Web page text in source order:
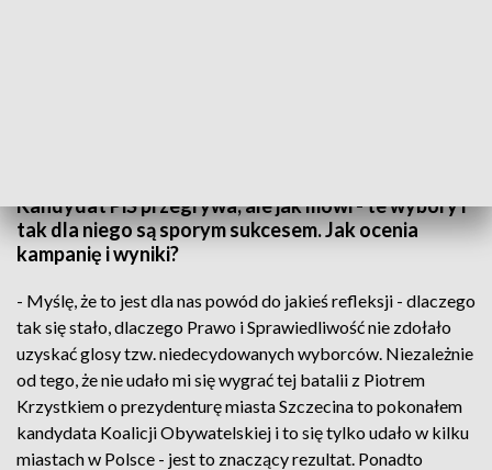
Kandydat PiS przegrywa, ale jak mówi - te wybory i
tak dla niego są sporym sukcesem. Jak ocenia
kampanię i wyniki?
- Myślę, że to jest dla nas powód do jakieś refleksji - dlaczego
tak się stało, dlaczego Prawo i Sprawiedliwość nie zdołało
uzyskać glosy tzw. niedecydowanych wyborców. Niezależnie
od tego, że nie udało mi się wygrać tej batalii z Piotrem
Krzystkiem o prezydenturę miasta Szczecina to pokonałem
kandydata Koalicji Obywatelskiej i to się tylko udało w kilku
miastach w Polsce - jest to znaczący rezultat. Ponadto